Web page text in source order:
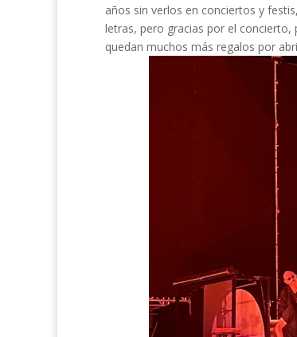
años sin verlos en conciertos y
letras, pero gracias por el concierto,
quedan muchos más regalos por